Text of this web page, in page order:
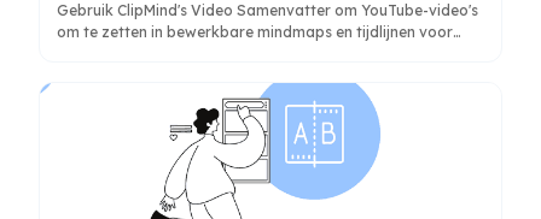
Gebruik ClipMind's Video Samenvatter om YouTube-video's
om te zetten in bewerkbare mindmaps en tijdlijnen voor